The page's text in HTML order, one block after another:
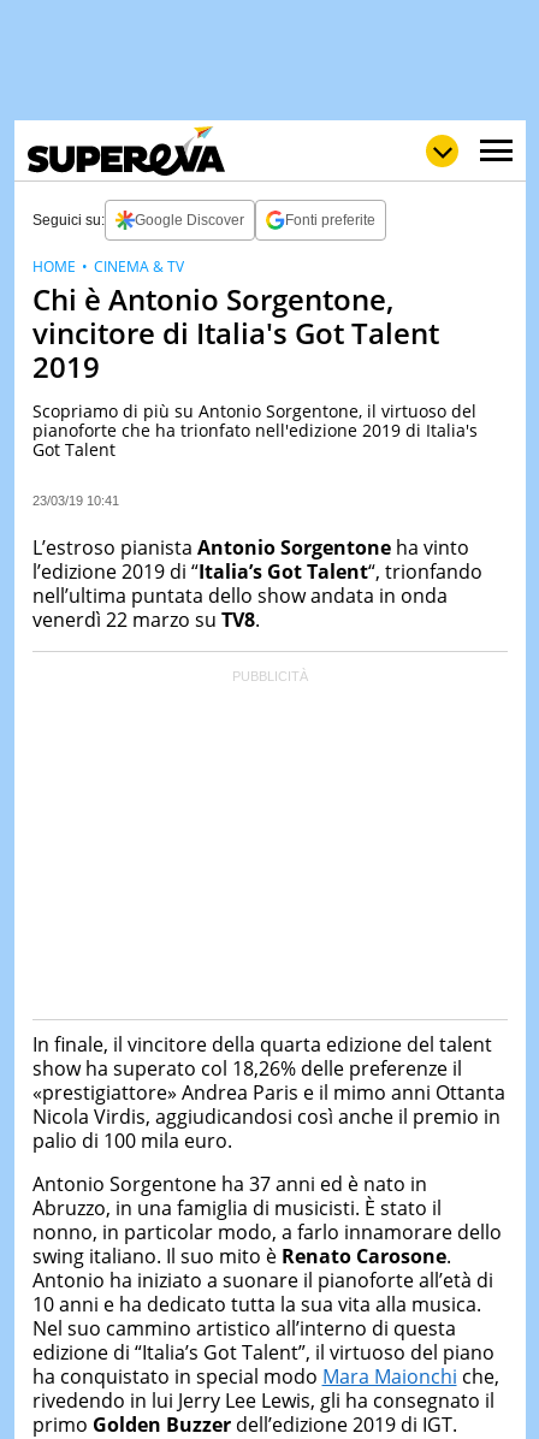
WOW
POP
TEST
Seguici su: Google Discover Fonti preferite
Chi è Antonio Sorgentone,
vincitore di Italia's Got Talent
2019
Scopriamo di più su Antonio Sorgentone, il virtuoso del
pianoforte che ha trionfato nell'edizione 2019 di Italia's
Got Talent
23/03/19 10:41
HOME CINEMA & TV
L’estroso pianista Antonio Sorgentoneha vinto
l’edizione 2019 di “Italia’s Got Talent“, trionfando
nell’ultima puntata dello show andata in onda
venerdì 22 marzo su TV8.
In finale, il vincitore della quarta edizione del talent
show ha superato col 18,26% delle preferenze il
«prestigiattore» Andrea Paris e il mimo anni Ottanta
Nicola Virdis, aggiudicandosi così anche il premio in
palio di 100 mila euro.
Antonio Sorgentone ha 37 anni ed è nato in
Abruzzo, in una famiglia di musicisti. È stato il
nonno, in particolar modo, a farlo innamorare dello
swing italiano. Il suo mito è Renato Carosone.
Antonio ha iniziato a suonare il pianoforte all’età di
10 anni e ha dedicato tutta la sua vita alla musica.
Nel suo cammino artistico all’interno di questa
edizione di “Italia’s Got Talent”, il virtuoso del piano
ha conquistato in special modo Mara Maionchi che,
rivedendo in lui Jerry Lee Lewis, gli ha consegnato il
primo Golden Buzzerdell’edizione 2019 di IGT.